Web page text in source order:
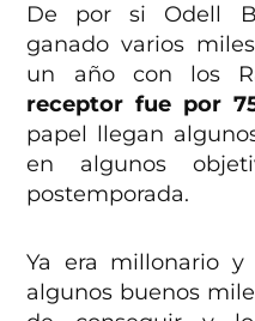
De por si Odell
ganado varios
un año con los
receptor fue por
papel llegan
en algunos
postemporada.
Ya era millonario y
algunos buenos